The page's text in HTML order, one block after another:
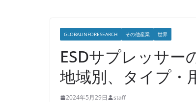
GLOBALINFORESEARCH その他産業 世界
ESDサプレッサー
地域別、タイプ・
2024年5月29日 staff